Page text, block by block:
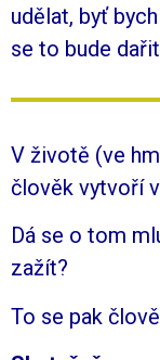
udělat, byť
se to bude
V životě (ve
člověk vytvoří
Dá se o tom
zažít?
To se pak